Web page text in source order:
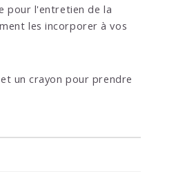
pour l'entretien de la
les incorporer à vos
un crayon pour prendre